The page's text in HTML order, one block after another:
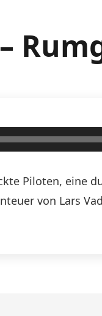
Piloten, eine
von Lars